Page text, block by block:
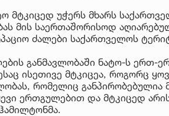
მტკიცედ უჭერს მხარს
მის საერთაშორისოდ
ძალები საქართველოს
განმავლობაში ნატო-ს ერთ-
ისეთივე მტკიცეა, როგორც
რომელიც განპირობებულია
ერთგულებით და მტკიცედ